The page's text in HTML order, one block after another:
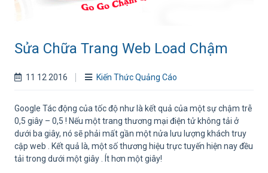
Sửa Chữa Trang Web Load Chậm
11 12 2016 Kiến Thức Quảng Cáo
Google Tác động của tốc độ như là kết quả của một sự chậm trễ
0,5 giây – 0,5 ! Nếu một trang thương mại điện tử không tải ở
dưới ba giây, nó sẽ phải mất gần một nửa lưu lượng khách truy
cập web . Kết quả là, một số thương hiệu trực tuyến hiện nay đều
tải trong dưới một giây . Ít hơn một giây!